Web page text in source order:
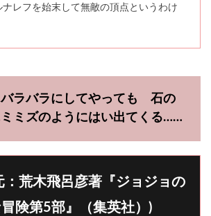
レフを始末して無敵の頂点というわけ
ラバラにしてやっても 石の
ミズのようにはい出てくる……
：荒木飛呂彦著『ジョジョの
険第5部』（集英社）)